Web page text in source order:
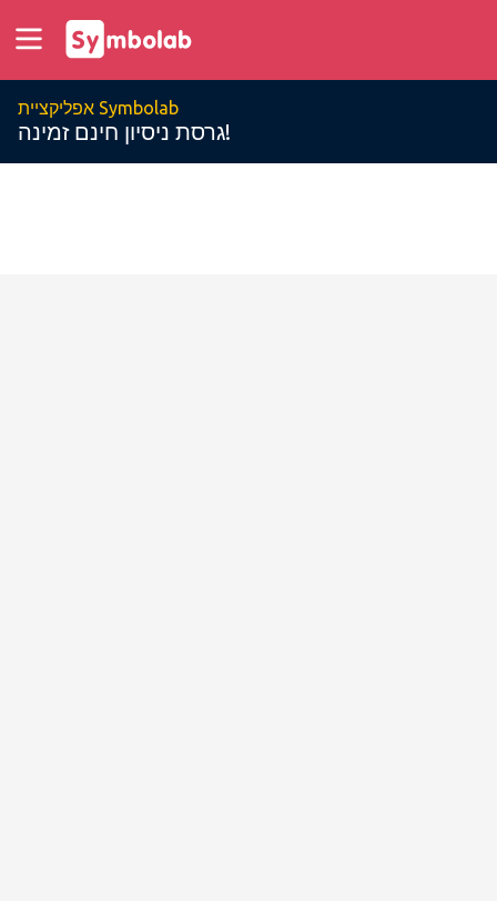
אפליקציית Symbolab
גרסת ניסיון חינם זמינה!